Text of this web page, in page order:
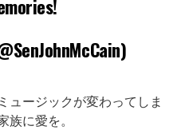
ュージックが変わってしま
に愛を。